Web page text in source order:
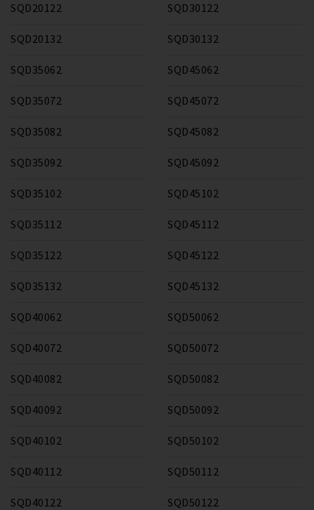
SQD20122
SQD20132
SQD30122
SQD30132
SQD35062
SQD35072
SQD35082
SQD35092
SQD35102
SQD35112
SQD35122
SQD35132
SQD40062
SQD40072
SQD40082
SQD40092
SQD40102
SQD40112
SQD40122
SQD45062
SQD45072
SQD45082
SQD45092
SQD45102
SQD45112
SQD45122
SQD45132
SQD50062
SQD50072
SQD50082
SQD50092
SQD50102
SQD50112
SQD50122